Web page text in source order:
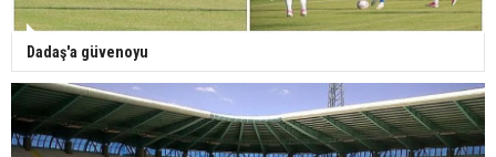
Dadaş'a güvenoyu